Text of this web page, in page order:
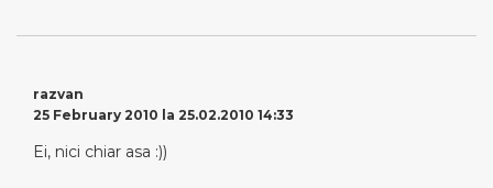
razvan
25 February 2010 la 25.02.2010 14:33
Ei, nici chiar asa :))